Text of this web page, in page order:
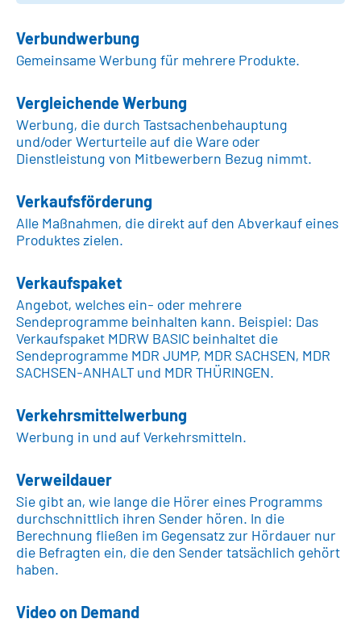
Verbundwerbung
Gemeinsame Werbung für mehrere Produkte.
Vergleichende Werbung
Werbung, die durch Tastsachenbehauptung
und/oder Werturteile auf die Ware oder
Dienstleistung von Mitbewerbern Bezug nimmt.
Verkaufsförderung
Alle Maßnahmen, die direkt auf den Abverkauf eines
Produktes zielen.
Verkaufspaket
Angebot, welches ein- oder mehrere
Sendeprogramme beinhalten kann. Beispiel: Das
Verkaufspaket MDRW BASIC beinhaltet die
Sendeprogramme MDR JUMP, MDR SACHSEN, MDR
SACHSEN-ANHALT und MDR THÜRINGEN.
Verkehrsmittelwerbung
Werbung in und auf Verkehrsmitteln.
Verweildauer
Sie gibt an, wie lange die Hörer eines Programms
durchschnittlich ihren Sender hören. In die
Berechnung fließen im Gegensatz zur Hördauer nur
die Befragten ein, die den Sender tatsächlich gehört
haben.
Video on Demand